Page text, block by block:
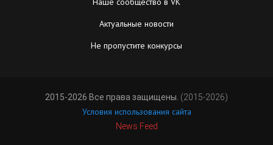
Актуальные новости
Не пропустите конкурсы
2015-2026 Все права защищены. (2015-2026)
Условия использования сайта
News Feed